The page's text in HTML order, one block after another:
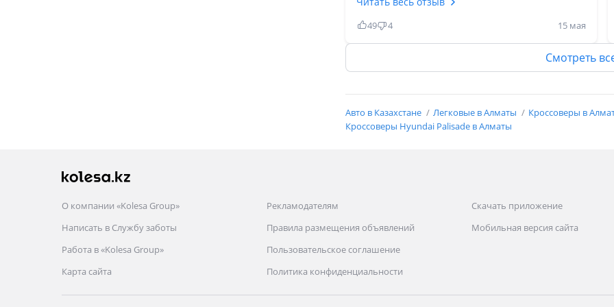
обратился в салон исправили сделали, потом
появился вибрация на поворотах и звук стука,
так же в салоне исправили, по кухову был
одной рукой управляю, одной рукой вытираю
слёзы счастья. Всем добра!.
49 4 15 мая
Смотреть
Авто в Казахстане Легковые в Алматы Кроссоверы в
Кроссоверы Hyundai Palisade в Алматы
О компании «Kolesa Group»
Написать в Службу заботы
Работа в «Kolesa Group»
Карта сайта
Рекламодателям
Правила размещения объявлений
Пользовательское соглашение
Политика конфиденциальности
Скачать приложение
Мобильная версия сайта